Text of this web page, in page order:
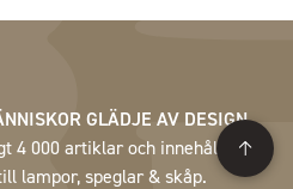
GLÄDJE AV DESIGN.
4 000 artiklar och innehåller allt
lampor, speglar & skåp.